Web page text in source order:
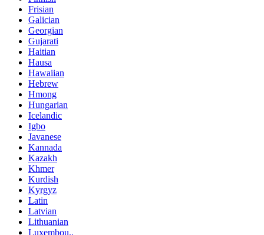
Frisian
Galician
Georgian
Gujarati
Haitian
Hausa
Hawaiian
Hebrew
Hmong
Hungarian
Icelandic
Igbo
Javanese
Kannada
Kazakh
Khmer
Kurdish
Kyrgyz
Latin
Latvian
Lithuanian
Luxembou..